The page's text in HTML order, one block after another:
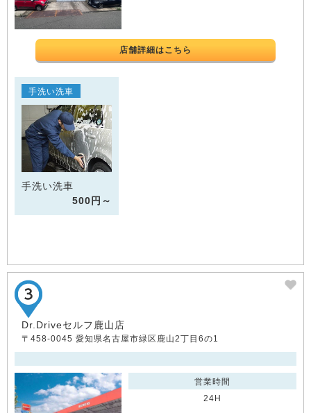
店舗詳細はこちら
手洗い洗車
手洗い洗車
500円～
Dr.Driveセルフ鹿山店
〒458-0045 愛知県名古屋市緑区鹿山2丁目6の1
営業時間
24H